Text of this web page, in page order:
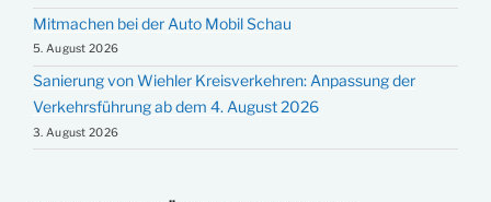
Mitmachen bei der Auto Mobil Schau
5. August 2026
Sanierung von Wiehler Kreisverkehren: Anpassung der
Verkehrsführung ab dem 4. August 2026
3. August 2026